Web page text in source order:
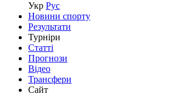
Укр Рус
Новини спорту
Результати
Турніри
Статті
Прогнози
Відео
Трансфери
Сайт